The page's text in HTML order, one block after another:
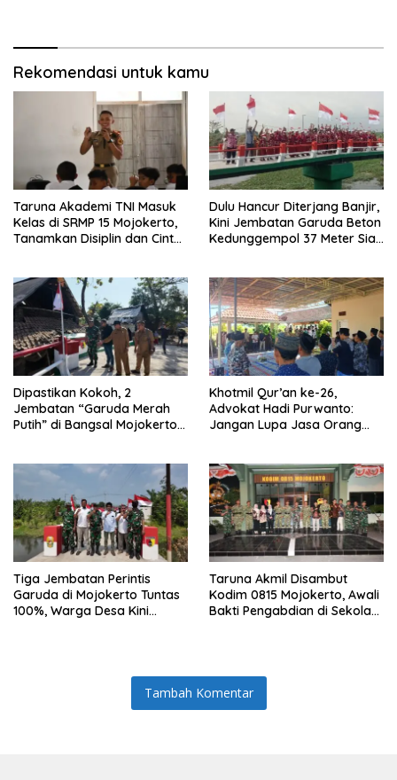
Rekomendasi untuk kamu
Taruna Akademi TNI Masuk
Kelas di SRMP 15 Mojokerto,
Tanamkan Disiplin dan Cinta
Dulu Hancur Diterjang Banjir,
Kini Jembatan Garuda Beton
Kedunggempol 37 Meter Siap
Dipastikan Kokoh, 2
Jembatan “Garuda Merah
Putih” di Bangsal Mojokerto
Khotmil Qur’an ke-26,
Advokat Hadi Purwanto:
Jangan Lupa Jasa Orang
Tiga Jembatan Perintis
Garuda di Mojokerto Tuntas
100%, Warga Desa Kini
Taruna Akmil Disambut
Kodim 0815 Mojokerto, Awali
Bakti Pengabdian di Sekolah
Tambah Komentar